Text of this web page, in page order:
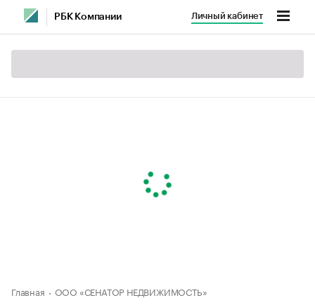
РБК Компании Личный кабинет
Главная ООО «СЕНАТОР НЕДВИЖИМОСТЬ»